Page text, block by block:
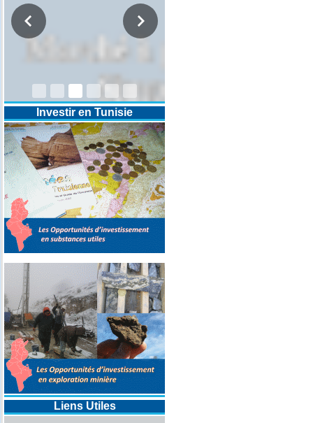
DESIGNATION D’UN REVISEUR
EXERCICES 2025-2026-2027
Investir en Tunisie
Liens Utiles